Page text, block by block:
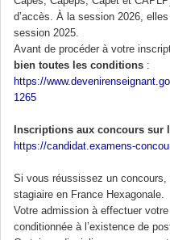
d’accès. À la session 2026,
session 2025.
Avant de procéder à votre
bien toutes les conditions :
https://
1265
Inscriptions aux concours sur
https://candidat.examens-
Si vous réussissez un
stagiaire en France Hexagonale.
Votre admission à effectuer
conditionnée à l’existence de